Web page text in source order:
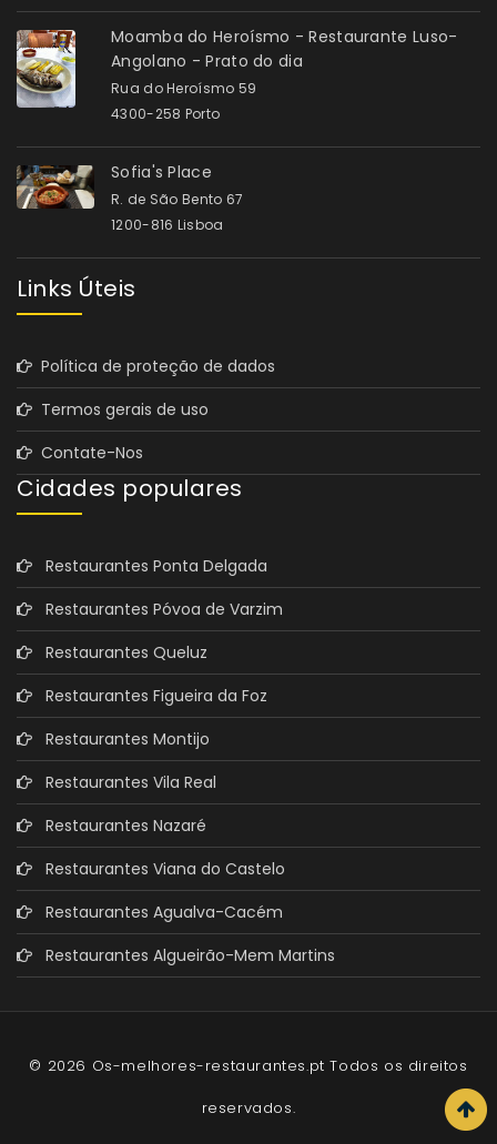
Moamba do Heroísmo - Restaurante Luso-
Angolano - Prato do dia
Rua do Heroísmo 59
4300-258 Porto
Sofia's Place
R. de São Bento 67
1200-816 Lisboa
Links Úteis
Política de proteção de dados
Termos gerais de uso
Contate-Nos
Cidades populares
Restaurantes Ponta Delgada
Restaurantes Póvoa de Varzim
Restaurantes Queluz
Restaurantes Figueira da Foz
Restaurantes Montijo
Restaurantes Vila Real
Restaurantes Nazaré
Restaurantes Viana do Castelo
Restaurantes Agualva-Cacém
Restaurantes Algueirão-Mem Martins
© 2026 Os-melhores-restaurantes.pt Todos os direitos
reservados.